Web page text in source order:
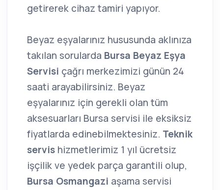
getirerek cihaz tamiri yapıyor.
Beyaz eşyalarınız hususunda aklınıza
takılan sorularda Bursa Beyaz Eşya
Servisi çağrı merkezimizi günün 24
saati arayabilirsiniz. Beyaz
eşyalarınız için gerekli olan tüm
aksesuarları Bursa servisi ile eksiksiz
fiyatlarda edinebilmektesiniz. Teknik
servis hizmetlerimiz 1 yıl ücretsiz
işçilik ve yedek parça garantili olup,
Bursa Osmangazi aşama servisi